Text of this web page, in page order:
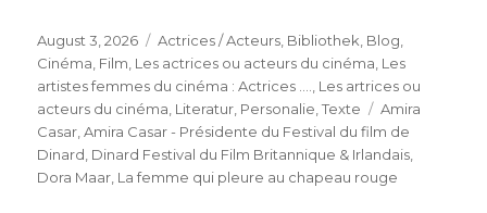
Veröffentlicht
am
August 3, 2026 Kategorien
Actrices / Acteurs Bibliothek Blog
Cinéma Film Les actrices ou acteurs du cinéma Les
artistes femmes du cinéma : Actrices ….
Les artrices ou
acteurs du cinéma Literatur Personalie ,Texte Schlagwörter
Amira
Casar ,Amira Casar - Présidente du Festival du film de
Dinard Dinard Festival du Film Britannique & Irlandais
Dora Maar La femme qui pleure au chapeau rouge